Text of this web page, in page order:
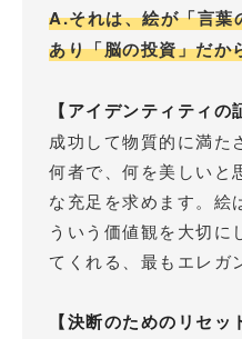
A.それは、絵が「言葉
あり「脳の投資」だか
【アイデンティティの
成功して物質的に満た
何者で、何を美しいと
な充足を求めます。絵
ういう価値観を大切に
てくれる、最もエレガ
【決断のためのリセッ